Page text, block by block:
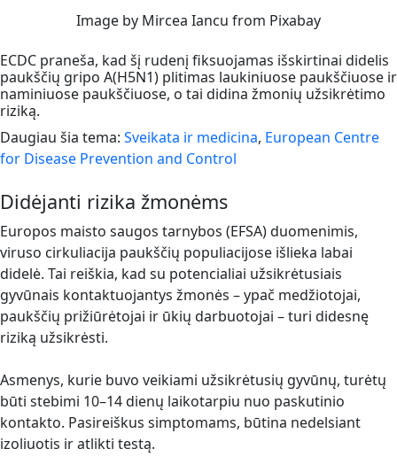
Image by Mircea Iancu from Pixabay
ECDC praneša, kad šį rudenį fiksuojamas išskirtinai didelis
paukščių gripo A(H5N1) plitimas laukiniuose paukščiuose ir
naminiuose paukščiuose, o tai didina žmonių užsikrėtimo
riziką.
Daugiau šia tema: Sveikata ir medicina, European Centre
for Disease Prevention and Control
Didėjanti rizika žmonėms
Europos maisto saugos tarnybos (EFSA) duomenimis,
viruso cirkuliacija paukščių populiacijose išlieka labai
didelė. Tai reiškia, kad su potencialiai užsikrėtusiais
gyvūnais kontaktuojantys žmonės – ypač medžiotojai,
paukščių prižiūrėtojai ir ūkių darbuotojai – turi didesnę
riziką užsikrėsti.
Asmenys, kurie buvo veikiami užsikrėtusių gyvūnų, turėtų
būti stebimi 10–14 dienų laikotarpiu nuo paskutinio
kontakto. Pasireiškus simptomams, būtina nedelsiant
izoliuotis ir atlikti testą.